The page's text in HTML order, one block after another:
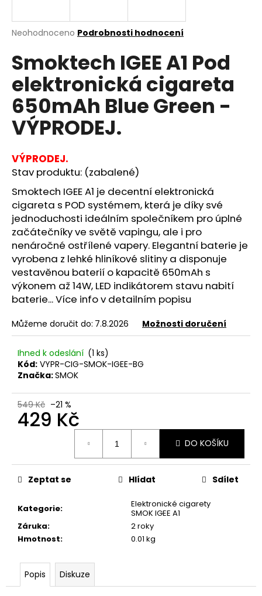
Průměrné
produktu
je
z
5
hvězdiček.
Neohodnoceno Podrobnosti hodnocení
Smoktech IGEE A1 Pod
elektronická cigareta
650mAh Blue Green -
VÝPRODEJ.
VÝPRODEJ.
Stav produktu: (zabalené)
Smoktech IGEE A1 je decentní elektronická
cigareta s POD systémem, která je díky své
jednoduchosti ideálním společníkem pro úplné
začátečníky ve světě vapingu, ale i pro
nenáročné ostřílené vapery. Elegantní baterie je
vyrobena z lehké hliníkové slitiny a disponuje
vestavěnou baterií o kapacitě 650mAh s
výkonem až 14W, LED indikátorem stavu nabití
baterie... Více info v detailním popisu
Můžeme doručit do: 7.8.2026 Možnosti doručení
Ihned k odeslání (1 ks)
Kód: VYPR-CIG-SMOK-IGEE-BG
Značka:SMOK
549 Kč –21 %
429 Kč
DO KOŠÍKU
Kategorie:
Elektronické cigarety
SMOK IGEE A1
Záruka:
2 roky
Hmotnost: 0.01 kg
Zeptat se Hlídat Sdílet
Popis Diskuze
j
t
?
HLEDAT
D
o
p
o
r
u
č
u
j
e
m
e
ELF
BAR
ELFLIQ
-
SALT
LIQUID
-
185
Původně:
245